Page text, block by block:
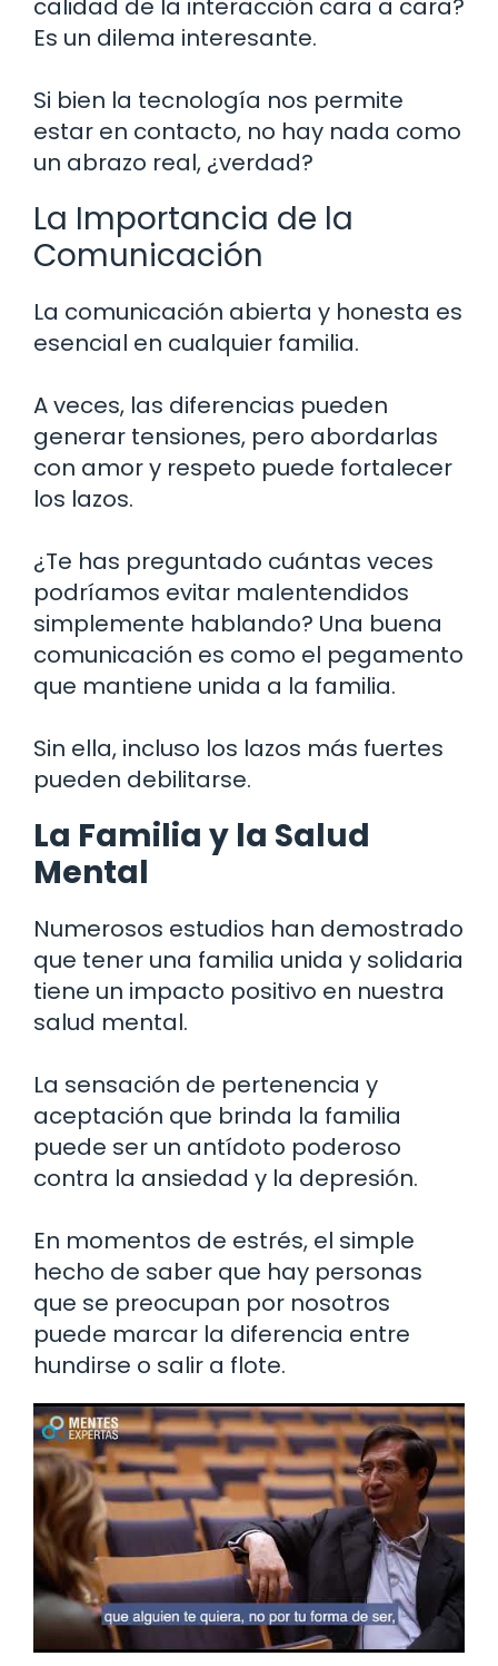
calidad de la interacción cara a cara?
Es un dilema interesante.
Si bien la tecnología nos permite
estar en contacto, no hay nada como
un abrazo real, ¿verdad?
La Importancia de la
Comunicación
La comunicación abierta y honesta es
esencial en cualquier familia.
A veces, las diferencias pueden
generar tensiones, pero abordarlas
con amor y respeto puede fortalecer
los lazos.
¿Te has preguntado cuántas veces
podríamos evitar malentendidos
simplemente hablando? Una buena
comunicación es como el pegamento
que mantiene unida a la familia.
Sin ella, incluso los lazos más fuertes
pueden debilitarse.
La Familia y la Salud
Mental
Numerosos estudios han demostrado
que tener una familia unida y solidaria
tiene un impacto positivo en nuestra
salud mental.
La sensación de pertenencia y
aceptación que brinda la familia
puede ser un antídoto poderoso
contra la ansiedad y la depresión.
En momentos de estrés, el simple
hecho de saber que hay personas
que se preocupan por nosotros
puede marcar la diferencia entre
hundirse o salir a flote.